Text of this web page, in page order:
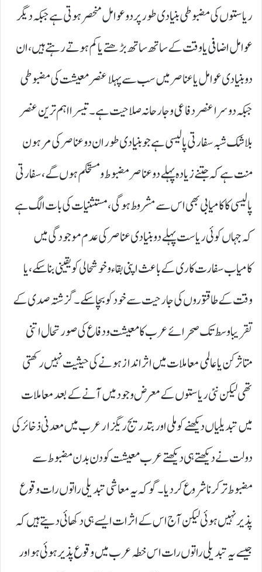
ریاستوں کی مضبوطی بنیادی طور پر دو عوامل منحصر ہوتی ہے جبکہ دیگر
عوامل اضافی یا وقت کے ساتھ ساتھ بڑھتے یا کم ہوتے رہتے ہیں، ان
دو بنیادی عوامل یا عناصر میں سب سے پہلا عنصر معیشت کی مضبوطی
جبکہ دوسرا عنصر دفاعی و جارحانہ صلاحیت ہے۔ تیسرا اہم ترین عنصر
بلاشک شبہ سفارتی پالیسی ہے جو بنیادی طور ان دو عناصر کی مرہون
منت ہے کہ جتنے زیادہ پہلے دو عناصر مضبوط و مستحکم ہوں گے ،سفارتی
پالیسی کا کامیابی بھی اس سے مشروط ہو گی ،مستثنیات کی بات الگ ہے
کہ جہاں کوئی ریاست پہلے دو بنیادی عناصر کی عدم موجودگی میں
کامیاب سفارت کاری کے باعث اپنی بقاء و خوشحالی کو یقینی بنا سکے،یا
وقت کے طاقتوروں کی جارحیت سے خود کو بچا سکے۔ گزشتہ صدی کے
تقریبا وسط تک صحرائے عرب کا معیشت و دفاع کی صورتحال اتنی
متاثر کن یا عالمی معاملات میں اثرانداز ہونے کی حیثیت نہیں رکھتی
تھی لیکن نئی ریاستوں کے معرض وجود میں آنے کے بعد معاملات
میں تبدیلیاں دیکھنے کو ملی اور بتدریج ریگزار عرب میں معدنی ذخائر کی
دولت نے دیکھتے ہی دیکھتے عرب معیشت کو دن بدن مضبوط سے
مضبوط تر کرنا شروع کردیا۔ گو کہ یہ معاشی تبدیلی راتوں رات وقوع
پذیر نہیں ہوئی لیکن آج اس کے اثرات ایسے ہی دکھائی دیتے ہیں کہ
جیسے یہ تبدیلی راتوں رات اس خطہ عرب میں وقوع پذیر ہوئی ہو اور